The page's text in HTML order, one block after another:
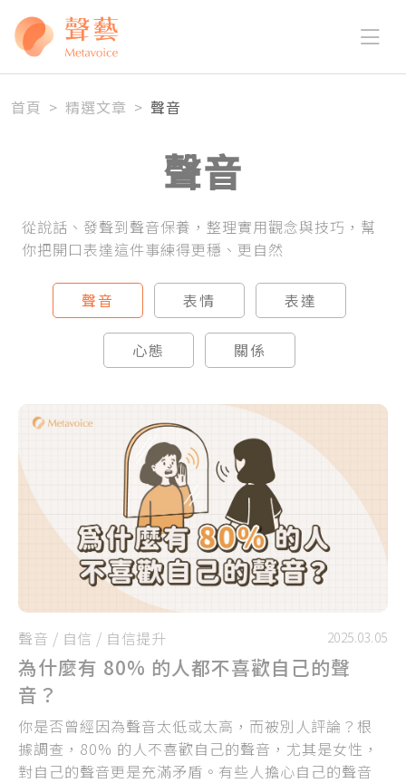
首頁 > 精選文章 > 聲音
聲音
從說話、發聲到聲音保養，整理實用觀念與技巧，幫
你把開口表達這件事練得更穩、更自然
聲音 表情 表達
心態 關係
聲音 / 自信 / 自信提升 2025.03.05
為什麼有 80% 的人都不喜歡自己的聲
音？
你是否曾經因為聲音太低或太高，而被別人評論？根
據調查，80% 的人不喜歡自己的聲音，尤其是女性，
對自己的聲音更是充滿矛盾。有些人擔心自己的聲音